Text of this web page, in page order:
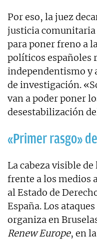
Por eso, la juez
justicia comunitaria
para poner freno a
políticos españoles
independentismo y
de investigación.
van a poder poner
desestabilización
«Primer rasgo»
La cabeza visible
frente a los medios
al Estado de
España. Los
organiza en
Renew Europe, en